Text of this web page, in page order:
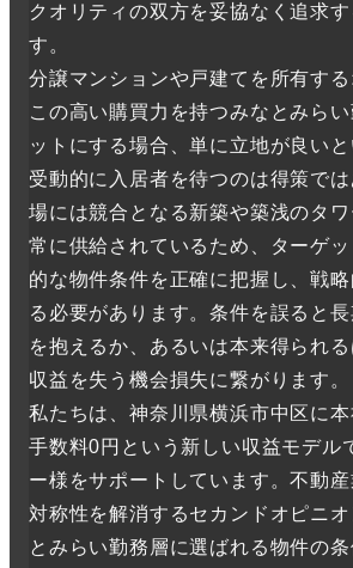
クオリティの双方を妥協なく追求
す。
分譲マンションや戸建てを所有する
この高い購買力を持つみなとみら
ットにする場合、単に立地が良い
受動的に入居者を待つのは得策で
場には競合となる新築や築浅のタ
常に供給されているため、ターゲ
的な物件条件を正確に把握し、戦
る必要があります。条件を誤ると
を抱えるか、あるいは本来得られ
収益を失う機会損失に繋がります。
私たちは、神奈川県横浜市中区に
手数料0円という新しい収益モデル
ー様をサポートしています。不動
対称性を解消するセカンドオピニ
とみらい勤務層に選ばれる物件の